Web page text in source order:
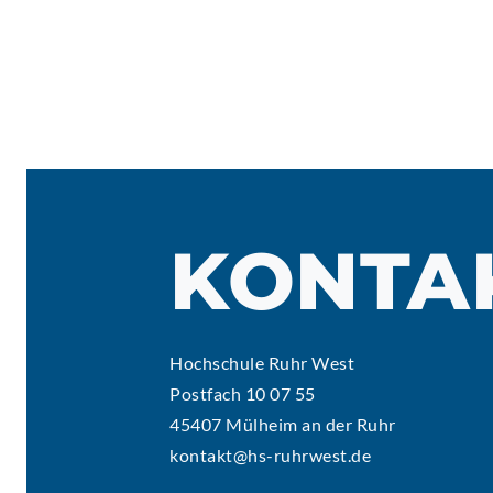
Hochschule Ruhr West
Postfach 10 07 55
45407 Mülheim an der Ruhr
kontakt@hs-ruhrwest.de